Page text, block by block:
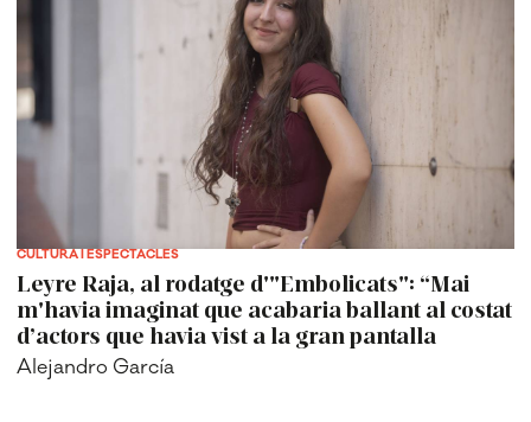
CULTURA I ESPECTACLES
Leyre Raja, al rodatge d'"Embolicats": “Mai
m'havia imaginat que acabaria ballant al costat
d’actors que havia vist a la gran pantalla
Alejandro García